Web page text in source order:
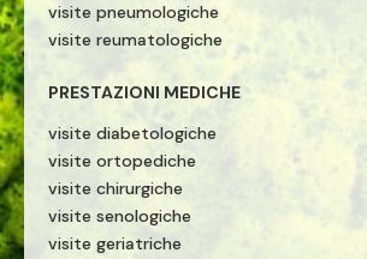
visite pneumologiche
visite reumatologiche
PRESTAZIONI MEDICHE
visite diabetologiche
visite ortopediche
visite chirurgiche
visite senologiche
visite geriatriche